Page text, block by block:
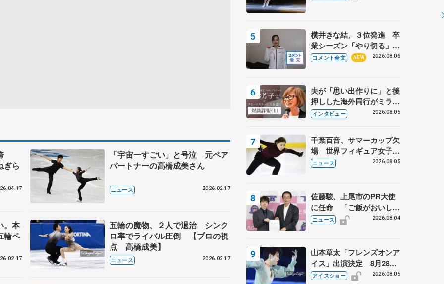
ぎら
「宇宙一すごい」と号泣 元ペア
パートナーの高橋成美さん
ニュース 2026.02.17
。本
輪ペ
五輪の魔物、２人で退治 シンク
ロ率でライバル圧倒 【プロの視
点 高橋成美】
ニュース 2026.02.17
横井きな結、３位発進 卒
業シーズン「やり切る」
【みなとアクルス杯SP】
コメント全文 NEW 2026.08.06
夫が「思い出作りに」と後
押しした海外同行がミラノ
まで… 繁華街のリンクで
に 小林芳子さんが振り返
るスケート人生
インタビュー 2026.08.05
千葉百音、サマーカップ欠
場 世界フィギュア女子2
位
ニュース 2026.08.05
佐藤駿、上尾市のPR大使
に任命 「ご飯がおいし
く、住みやすいのが魅力」
ニュース 2026.08.04
山本草太「フレンズオンア
イス」出演決定 8月28日
（金）2公演のみ 荒川静
アイスショー 2026.08.05